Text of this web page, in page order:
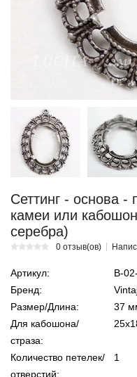
Сеттинг - основа -
камеи или
серебра)
0 отзыв(ов)
Артикул:
В-
Бренд:
Размер/Длина:
37
Для кабошона/
страза:
Количество петелек/
отверстий:
1